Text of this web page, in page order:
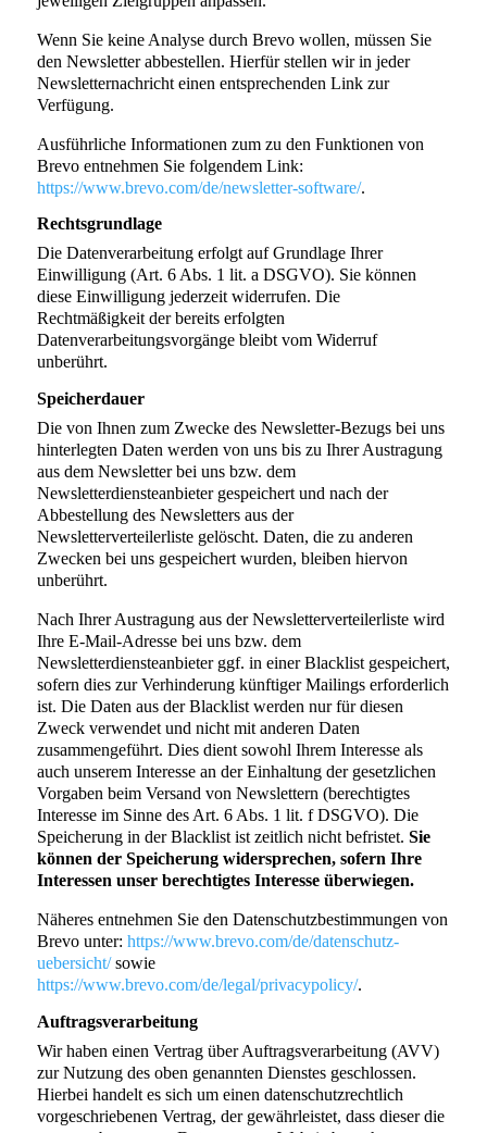
Wenn Sie keine Analyse durch Brevo wollen, müssen Sie
den Newsletter abbestellen. Hierfür stellen wir in jeder
Newsletternachricht einen entsprechenden Link zur
Verfügung.
Ausführliche Informationen zum zu den Funktionen von
Brevo entnehmen Sie folgendem Link:
https://www.brevo.com/de/newsletter-software/.
Rechtsgrundlage
Die Datenverarbeitung erfolgt auf Grundlage Ihrer
Einwilligung (Art. 6 Abs. 1 lit. a DSGVO). Sie können
diese Einwilligung jederzeit widerrufen. Die
Rechtmäßigkeit der bereits erfolgten
Datenverarbeitungsvorgänge bleibt vom Widerruf
unberührt.
Speicherdauer
Die von Ihnen zum Zwecke des Newsletter-Bezugs bei uns
hinterlegten Daten werden von uns bis zu Ihrer Austragung
aus dem Newsletter bei uns bzw. dem
Newsletterdiensteanbieter gespeichert und nach der
Abbestellung des Newsletters aus der
Newsletterverteilerliste gelöscht. Daten, die zu anderen
Zwecken bei uns gespeichert wurden, bleiben hiervon
unberührt.
Nach Ihrer Austragung aus der Newsletterverteilerliste wird
Ihre E-Mail-Adresse bei uns bzw. dem
Newsletterdiensteanbieter ggf. in einer Blacklist gespeichert,
sofern dies zur Verhinderung künftiger Mailings erforderlich
ist. Die Daten aus der Blacklist werden nur für diesen
Zweck verwendet und nicht mit anderen Daten
zusammengeführt. Dies dient sowohl Ihrem Interesse als
auch unserem Interesse an der Einhaltung der gesetzlichen
Vorgaben beim Versand von Newslettern (berechtigtes
Interesse im Sinne des Art. 6 Abs. 1 lit. f DSGVO). Die
Speicherung in der Blacklist ist zeitlich nicht befristet. Sie
können der Speicherung widersprechen, sofern Ihre
Interessen unser berechtigtes Interesse überwiegen.
Näheres entnehmen Sie den Datenschutzbestimmungen von
Brevo unter: https://www.brevo.com/de/datenschutz-
uebersicht/sowie
https://www.brevo.com/de/legal/privacypolicy/.
Auftragsverarbeitung
Wir haben einen Vertrag über Auftragsverarbeitung (AVV)
zur Nutzung des oben genannten Dienstes geschlossen.
Hierbei handelt es sich um einen datenschutzrechtlich
vorgeschriebenen Vertrag, der gewährleistet, dass dieser die